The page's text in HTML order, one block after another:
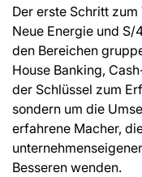
Der erste Schritt
Neue Energie und
den Bereichen
House Banking,
der Schlüssel zum
sondern um die
erfahrene Macher,
Besseren wenden.